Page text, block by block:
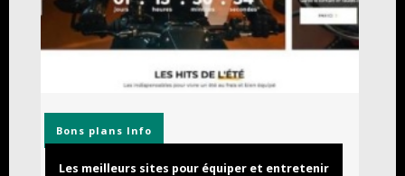
Bons plans Info
Les meilleurs sites pour équiper et entretenir